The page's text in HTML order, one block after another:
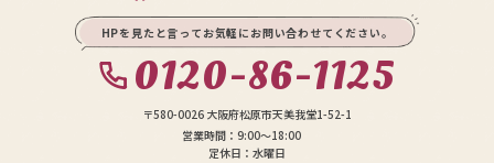
HPを見たと言ってお気軽にお問い合わせてください。
0120-86-1125
〒580-0026 大阪府松原市天美我堂1-52-1
営業時間：9:00〜18:00
定休日：水曜日